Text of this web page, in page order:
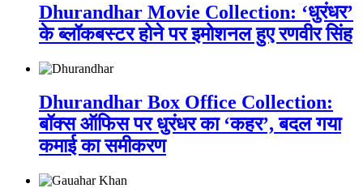
Dhurandhar Movie Collection: ‘धुरंधर’
के ब्लॉकबस्टर होने पर इमोशनल हुए रणवीर सिंह
Dhurandhar Box Office Collection:
बॉक्स ऑफिस पर धुरंधर का ‘कहर’, बदल गया
कमाई का समीकरण